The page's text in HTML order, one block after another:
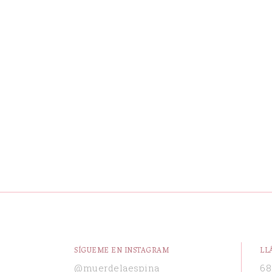
SÍGUEME EN INSTAGRAM
@muerdelaespina